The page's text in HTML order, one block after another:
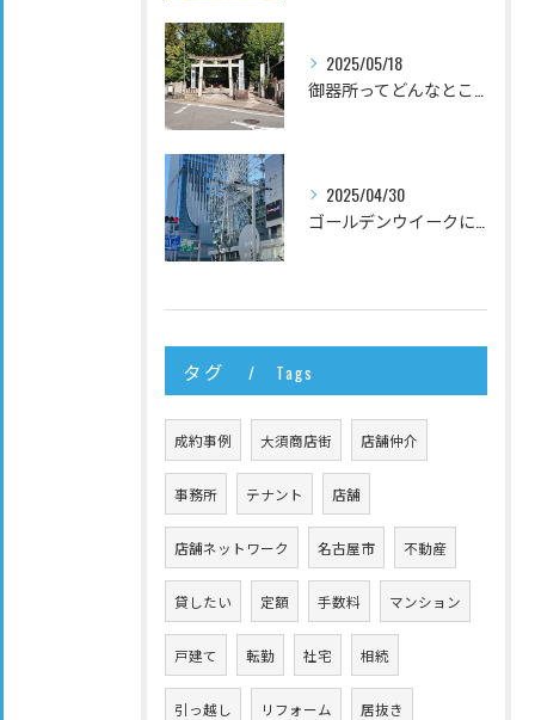
2025/05/18
2025/04/30
タグ Tags
成約事例 大須商店街 店舗仲介
事務所 テナント 店舗
店舗ネットワーク 名古屋市 不動産
貸したい 定額 手数料 マンション
戸建て 転勤 社宅 相続
引っ越し リフォーム 居抜き